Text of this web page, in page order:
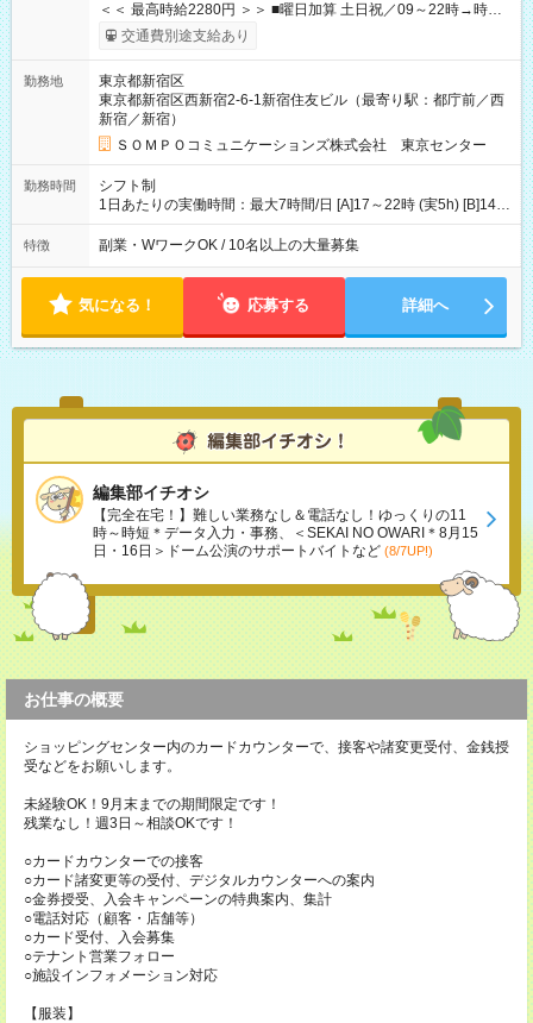
＜＜ 最高時給2280円 ＞＞ ■曜日加算 土日祝／09～22時→時給
＋400円 ■時間加算 月曜／09～12時→時給＋200円 月曜／17～
22時→時給＋200円 金曜／17～22時→時給＋400円 ■導入研
━━━━━━━━━━━━━━━ ■月収例 ◎ロングシフト（週3日×実7h） [1]
金曜日収：15160円×4日＝60640円 [2]土曜日収：15960円×5日
＝79800円 [3]日曜日収：15960円×5日＝79800円 [1]＋[2]＋[3]＝
月収22万240円 ◎ショートシフト（週3日×実5h） [1]月曜日収：
10400円×4日＝41600円 [2]金曜日収：11400円×4日＝45600円
[3]土曜日収：11400円×5日＝57000円 [1]＋[2]＋[3]＝月収14万
4200円 【試用期間】試用期間あり 試用期間の長さ：3ヶ月 ※ 雇
態：本採用時と同じです。 給与：時給 1,780円以上 ※各加算給
無
交通費別途支給あり
勤務地
東京都新宿区
東京都新宿区西新宿2-6-1新宿住友ビル（最寄り駅：都庁前／西
新宿／新宿）
ＳＯＭＰＯコミュニケーションズ株式会社 東京センター
勤務時間
シフト制
1日あたりの実働時間：最大7時間/日 [A]17～22時 (実5h) [B]14～
22時 (実7h/休1h） ★週3～5日※土or日必須 ◎休日：平日メイン
※[B]OJT終了後要相談 ◎下記選択制 （1）曜日固定 週3～・土or
選択可 ▶ご確認 祝日/GW/年末年始等も シフト通りの出勤が必要
です
特徴 副業・WワークOK / 10名以上の大量募集
気になる！ 応募する 詳細へ
編集部イチオシ
【完全在宅！】難しい業務なし＆電話なし！ゆっくりの11
時～時短＊データ入力・事務、＜SEKAI NO OWARI＊8月15
日・16日＞ドーム公演のサポートバイトなど (8/7UP!)
お仕事の概要
ショッピングセンター内のカードカウンターで、接客や諸変更受付、金銭授
受などをお願いします。
未経験OK！9月末までの期間限定です！
残業なし！週3日～相談OKです！
○カードカウンターでの接客
○カード諸変更等の受付、デジタルカウンターへの案内
○金券授受、入会キャンペーンの特典案内、集計
○電話対応（顧客・店舗等）
○カード受付、入会募集
○テナント営業フォロー
○施設インフォメーション対応
【服装】